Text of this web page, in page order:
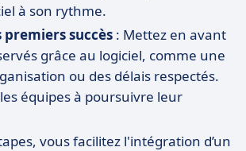
à son rythme.
premiers succès : Mettez en avant
grâce au logiciel, comme une
ou des délais respectés.
équipes à poursuivre leur
vous facilitez l'intégration d’un